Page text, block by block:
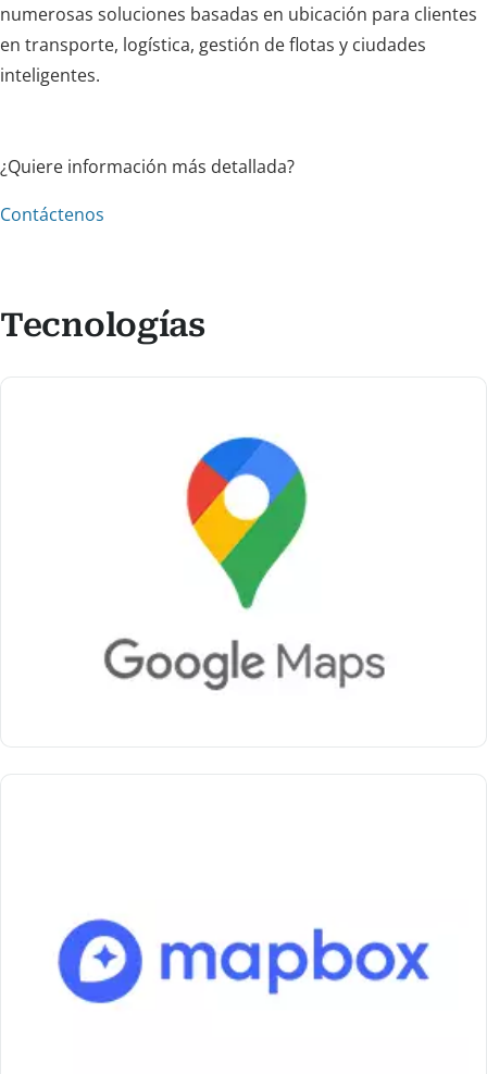
numerosas soluciones basadas en ubicación para clientes
en transporte, logística, gestión de flotas y ciudades
inteligentes.
¿Quiere información más detallada?
Contáctenos
Tecnologías